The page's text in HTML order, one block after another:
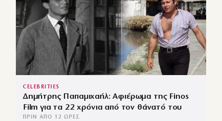
CELEBRITIES
Δημήτρης Παπαμιχαήλ: Αφιέρωμα της Finos
Film για τα 22 χρόνια από τον θάνατό του
ΠΡΙΝ ΑΠΌ 12 ΏΡΕΣ